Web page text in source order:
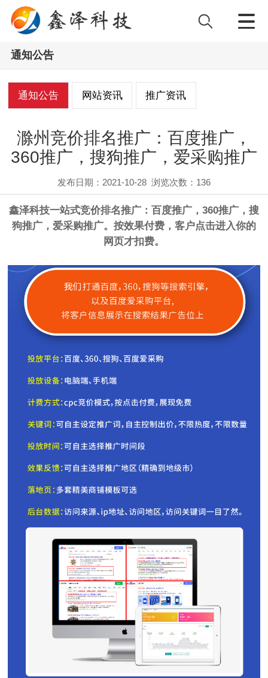
通知公告
通知公告 网站资讯 推广资讯
滁州竞价排名推广：百度推广，
360推广，搜狗推广，爱采购推广
发布日期：2021-10-28 浏览次数： 136
鑫泽科技一站式竞价排名推广：百度推广，360推广，搜
狗推广，爱采购推广。按效果付费，客户点击进入你的
网页才扣费。